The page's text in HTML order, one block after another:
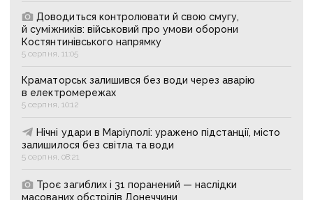
Доводиться контролювати й свою смугу,
й суміжників: військовий про умови оборони
Костянтинівського напрямку
5 серпня, 11:05
Краматорськ залишився без води через аварію
в електромережах
5 серпня, 10:12
Нічні удари в Маріуполі: уражено підстанції, місто
залишилося без світла та води
5 серпня, 08:21
Троє загиблих і 31 поранений — наслідки
масованих обстрілів Донеччини